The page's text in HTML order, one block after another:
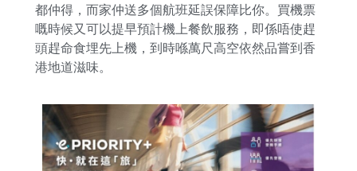
都仲得，而家仲送多個航班延誤保障比你。買機票
嘅時候又可以提早預計機上餐飲服務，即係唔使趕
頭趕命食埋先上機，到時喺萬尺高空依然品嘗到香
港地道滋味。